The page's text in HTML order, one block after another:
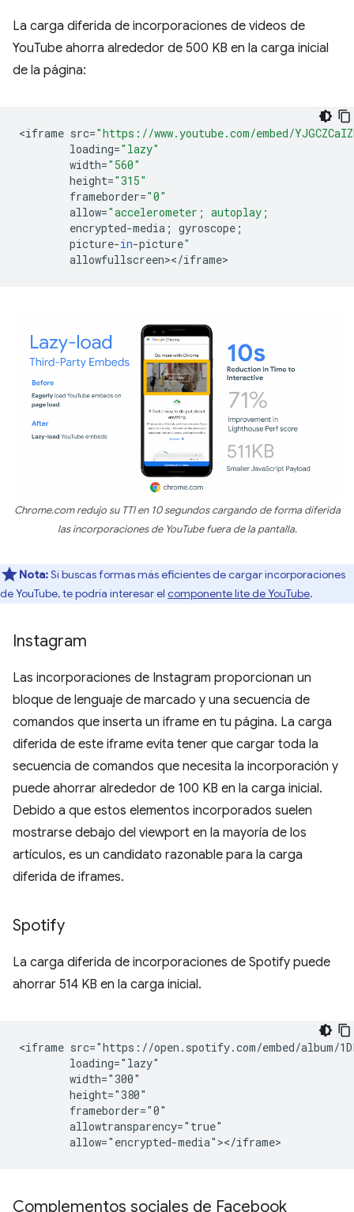
La carga diferida de incorporaciones de videos de
YouTube ahorra alrededor de 500 KB en la carga inicial
de la página:
<iframe src="https://www.youtube.com/embed/
loading="lazy"
width="560"
height="315"
frameborder="0"
allow="accelerometer; autoplay;
encrypted-media ; gyroscope ;
picture-in-picture"
allowfullscreen></iframe
Chrome.com redujo su TTI en 10 segundos cargando de forma diferida
las incorporaciones de YouTube fuera de la pantalla.
Nota:Si buscas formas más eficientes de cargar incorporaciones
de YouTube, te podría interesar el componente lite de YouTube.
Instagram
Las incorporaciones de Instagram proporcionan un
bloque de lenguaje de marcado y una secuencia de
comandos que inserta un iframe en tu página. La carga
diferida de este iframe evita tener que cargar toda la
secuencia de comandos que necesita la incorporación y
puede ahorrar alrededor de 100 KB en la carga inicial.
Debido a que estos elementos incorporados suelen
mostrarse debajo del viewport en la mayoría de los
artículos, es un candidato razonable para la carga
diferida de iframes.
Spotify
La carga diferida de incorporaciones de Spotify puede
ahorrar 514 KB en la carga inicial.
<iframe src="https://open.spotify.com/embed/album/
        loading="lazy"
        width="300"
        height="380"
        frameborder="0"
        allowtransparency="true"
Complementos sociales de Facebook